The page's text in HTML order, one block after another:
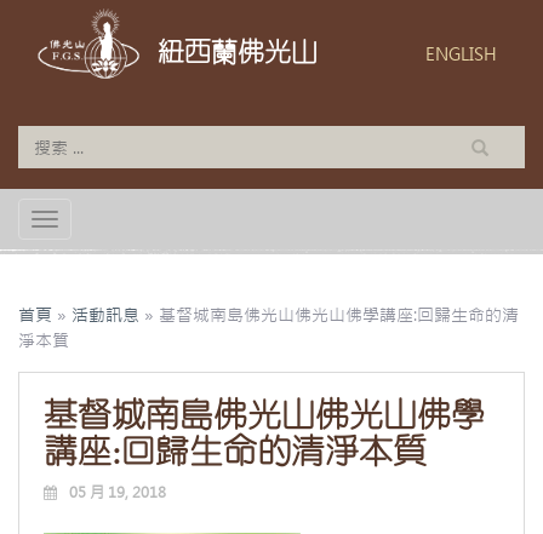
紐西蘭佛光山 ENGLISH
TOGGLE NAVIGATION
首頁 » 活動訊息 » 基督城南島佛光山佛光山佛學講座:回歸生命的清
淨本質
基督城南島佛光山佛光山佛學
講座:回歸生命的清淨本質
05 月 19, 2018